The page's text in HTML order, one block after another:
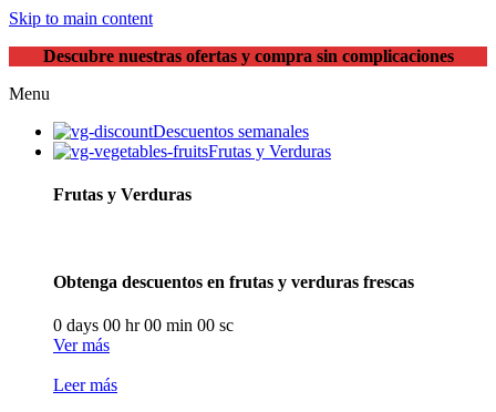
Skip to main content
Descubre nuestras ofertas y compra sin complicaciones
Menu
Descuentos semanales
Frutas y Verduras
Frutas y Verduras
Obtenga descuentos en frutas y verduras frescas
0 days 00 hr00 min 00 sc
Ver más
Leer más